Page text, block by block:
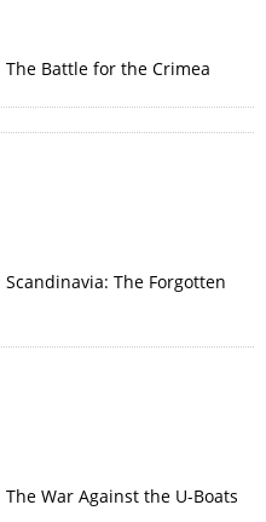
The Battle for the Crimea
Scandinavia: The Forgotten
The War Against the U-Boats